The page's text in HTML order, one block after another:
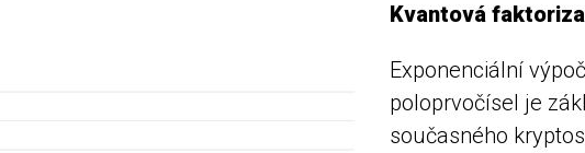
Kvantová
Exponenciální
poloprvočísel je
současného